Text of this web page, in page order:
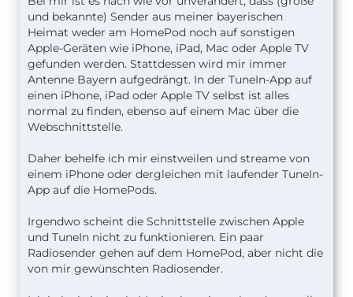
und bekannte) Sender aus meiner bayerischen
Heimat weder am HomePod noch auf sonstigen
Apple-Geräten wie iPhone, iPad, Mac oder Apple TV
gefunden werden. Stattdessen wird mir immer
Antenne Bayern aufgedrängt. In der TuneIn-App auf
einen iPhone, iPad oder Apple TV selbst ist alles
normal zu finden, ebenso auf einem Mac über die
Webschnittstelle.
Daher behelfe ich mir einstweilen und streame von
einem iPhone oder dergleichen mit laufender TuneIn-
App auf die HomePods.
Irgendwo scheint die Schnittstelle zwischen Apple
und TuneIn nicht zu funktionieren. Ein paar
Radiosender gehen auf dem HomePod, aber nicht die
von mir gewünschten Radiosender.